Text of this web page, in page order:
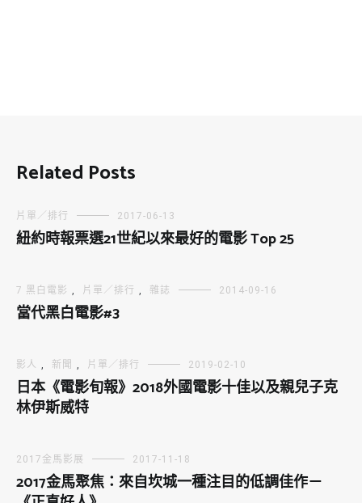
Related Posts
片單／排行 2017-06-13
紐約時報票選21世紀以來最好的電影 Top 25
7 黑白電影 片單／排行 雜誌 2014-09-16
當代黑白電影#3
影人 新聞 片單／排行 2019-02-10
日本《電影旬報》2018外國電影十佳以及親兒子克
林伊斯威特
2017金馬影展 2017-11-18
2017金馬聚焦：來自坎城一種注目的低調佳作－